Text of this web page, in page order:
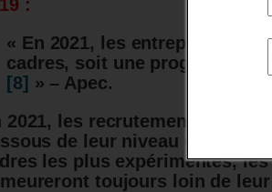
:
« En 2021, les entreprises
cadres, soit une progression
[8] » – Apec.
2021, les recrutements
de leur niveau de 2019
les plus expérimentés,
toujours loin de leur